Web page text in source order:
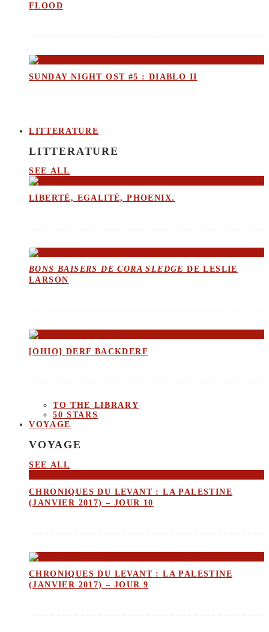
FLOOD
SUNDAY NIGHT OST #5 : DIABLO II
LITTERATURE
LITTERATURE
SEE ALL
LIBERTÉ, EGALITÉ, PHOENIX.
BONS BAISERS DE CORA SLEDGE DE LESLIE
LARSON
[OHIO] DERF BACKDERF
TO THE LIBRARY
50 STARS
VOYAGE
VOYAGE
SEE ALL
CHRONIQUES DU LEVANT : LA PALESTINE
(JANVIER 2017) – JOUR 10
CHRONIQUES DU LEVANT : LA PALESTINE
(JANVIER 2017) – JOUR 9